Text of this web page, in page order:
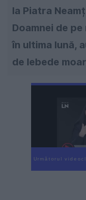
la Piatra
Doamnei de
în ultima lună,
de lebede
Următorul